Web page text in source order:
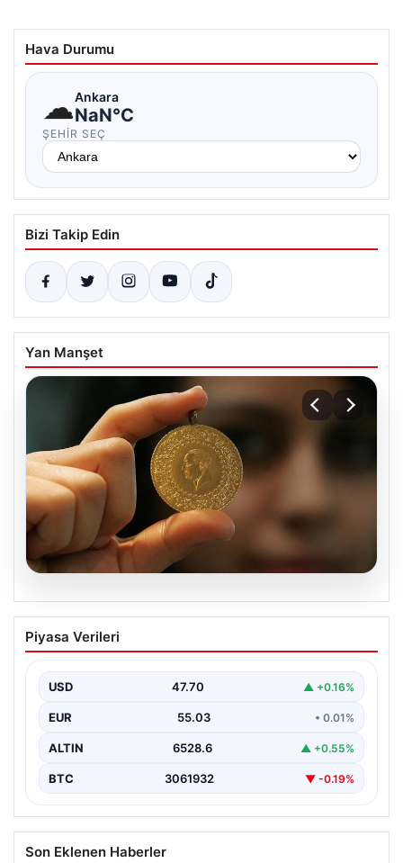
Hava Durumu
☁Ankara
NaN°C
ŞEHIR SEÇ
Bizi Takip Edin
Yan Manşet
06.08.2026
22 Mayıs 2026 Güncel Altın Fiyatları ve
Analizi
hareketlilik yatırımcıların ve ilgili piyasa uzmanlarının
en…
Piyasa Verileri
USD 47.70 ▲ +0.16%
EUR 55.03 • 0.01%
ALTIN 6528.6 ▲ +0.55%
BTC 3061932 ▼ -0.19%
Son Eklenen Haberler